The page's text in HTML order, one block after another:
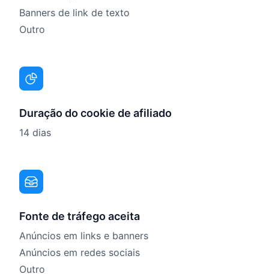
Banners de link de texto
Outro
Duração do cookie de afiliado
14 dias
Fonte de tráfego aceita
Anúncios em links e banners
Anúncios em redes sociais
Outro